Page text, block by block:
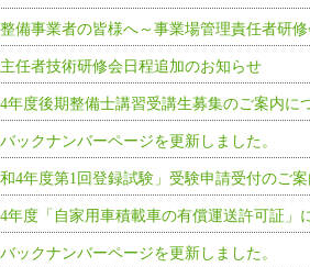
備事業者の皆様へ～事業場管理責任者研
任者技術研修会日程追加のお知らせ
年度後期整備士講習受講生募集のご案内に
ックナンバーページを更新しました。
和4年度第1回登録試験」受験申請受付のご
年度「自家用車積載車の有償運送許可証」
ックナンバーページを更新しました。